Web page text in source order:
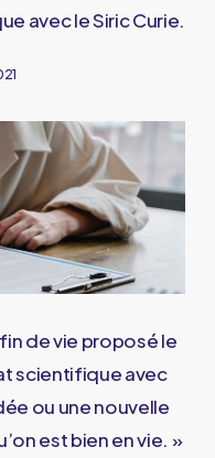
avec le Siric Curie.
de vie proposé le
scientifique avec
ou une nouvelle
est bien en vie. »